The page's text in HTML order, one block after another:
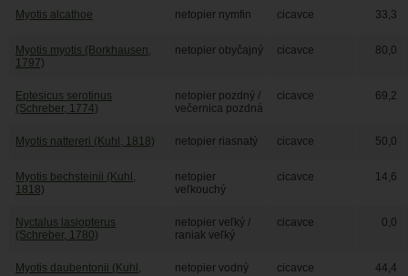
Myotis alcathoe netopier nymfin cicavce 33,3
Myotis myotis (Borkhausen,
1797)
netopier obyčajný cicavce 80,0
Eptesicus serotinus
(Schreber, 1774)
netopier pozdný /
večernica pozdná
cicavce 69,2
Myotis nattereri (Kuhl, 1818) netopier riasnatý cicavce 50,0
Myotis bechsteinii (Kuhl,
1818)
netopier
veľkouchý
cicavce 14,6
Nyctalus lasiopterus
(Schreber, 1780)
netopier veľký /
raniak veľký
cicavce 0,0
Myotis daubentonii (Kuhl,
netopier vodný cicavce 44,4